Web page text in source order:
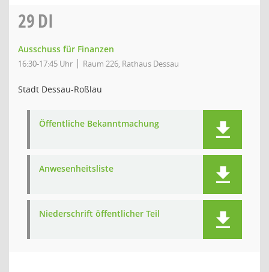
29DI
Ausschuss für Finanzen
16:30-17:45 Uhr Raum 226, Rathaus Dessau
Stadt Dessau-Roßlau
Öffentliche Bekanntmachung
Anwesenheitsliste
Niederschrift öffentlicher Teil